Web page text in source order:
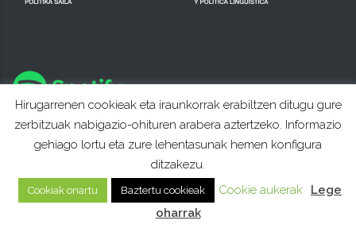
Hirugarrenen cookieak eta iraunkorrak erabiltzen ditugu gure
zerbitzuak nabigazio-ohituren arabera aztertzeko. Informazio
gehiago lortu eta zure lehentasunak hemen konfigura
ditzakezu.
Cookiak onartu Baztertu cookieak Cookie aukerak
Lege
oharrak